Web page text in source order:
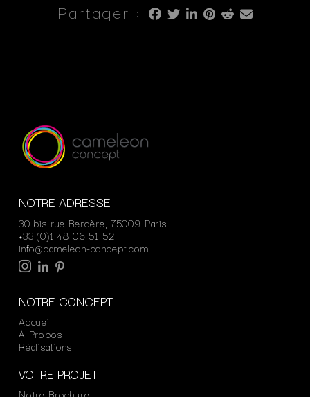
Partager :
NOTRE ADRESSE
30 bis rue Bergère, 75009 Paris
+33 (0)1 48 06 51 52
info@cameleon-concept.com
NOTRE CONCEPT
Accueil
À Propos
Réalisations
VOTRE PROJET
Notre Brochure